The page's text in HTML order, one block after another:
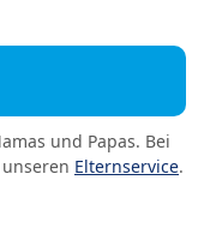
und Papas. Bei
Elternservice.